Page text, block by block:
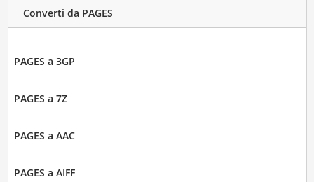
Converti da PAGES
PAGES a 3GP
PAGES a 7Z
PAGES a AAC
PAGES a AIFF